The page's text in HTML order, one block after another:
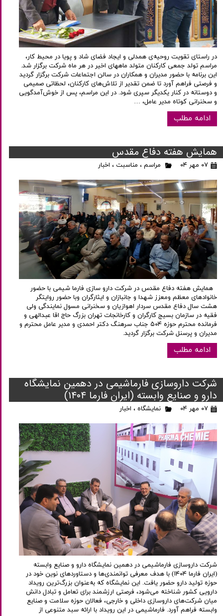
در راستای تقویت روحیه‌ی همدلی و ایجاد فضای شاد و پویا در محیط کار،
مراسم تولد جمعی کارکنان متولد ماههای اخیر در هر ماه شرکت برگزار شد.
این برنامه با حضور مدیران و همکاران در سالن اجتماعات شرکت برگزار گردید
و فرصتی فراهم آورد تا ضمن تقدیر از تلاش‌های کارکنان، لحظاتی صمیمی
و دوستانه در کنار یکدیگر سپری شود. در این مراسم، پس از خوش‌آمدگویی
و سخنرانی کوتاه مدیر عامل، …
ادامه مطلب
همایش هفته دفاع مقدس
۰۷ مهر ۰۴ مراسم ، مناسبت ، اخبار
همایش هفته دفاع مقدس در شرکت دارو سازی فارما شیمی با حضور
خانوادهای معظم ومعزز شهدا و جانبازان و ایثارگران وبا حضور روایتگر
هشت سال دفاع مقدس سردار اهوازیان و سخنرانی مسول نمایندگی ولی
فقیه در سازمان بسیج کارگران و کارخانجات تهران بزرگ حاج اقا عبدالهی و
فرمانده محترم حوزه ۵۰۴ جناب سرهنگ دکتر احمدی و مدیر عامل محترم و
مدیران و پرسنل شرکت برگزار گردید.
ادامه مطلب
شرکت داروسازی فارماشیمی در دهمین نمایشگاه
دارو و صنایع وابسته (ایران فارما ۱۴۰۴)
۰۷ مهر ۰۴ نمایشگاه ، اخبار
شرکت داروسازی فارماشیمی در دهمین نمایشگاه دارو و صنایع وابسته
(ایران فارما ۱۴۰۴) با هدف معرفی توانمندی‌ها و دستاوردهای نوین خود در
حوزه تولید دارو حضور یافت. این نمایشگاه که به‌عنوان بزرگ‌ترین رویداد
دارویی کشور شناخته می‌شود، فرصتی ارزشمند برای تعامل و تبادل دانش
میان شرکت‌های داروسازی داخلی و خارجی، فعالان حوزه سلامت و صنایع
وابسته فراهم آورد. فارماشیمی در این رویداد با ارائه سبد متنوعی از